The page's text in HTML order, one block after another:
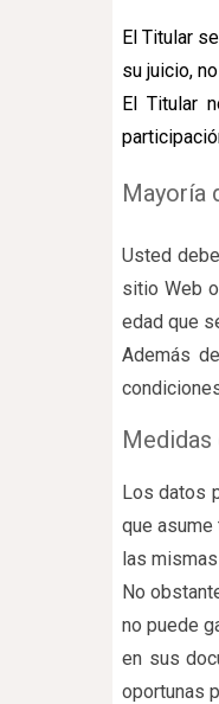
El Titular
su juicio,
El Titular
Mayoría
Usted
sitio Web
edad que
Además
Medidas
Los datos
que
las
No
no puede
en sus
oportunas